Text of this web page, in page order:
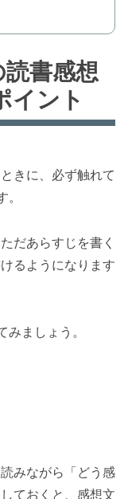
読書感想
イント
きに、必ず触れて
だあらすじを書く
るようになります
ましょう。
みながら「どう感
ておくと、感想文